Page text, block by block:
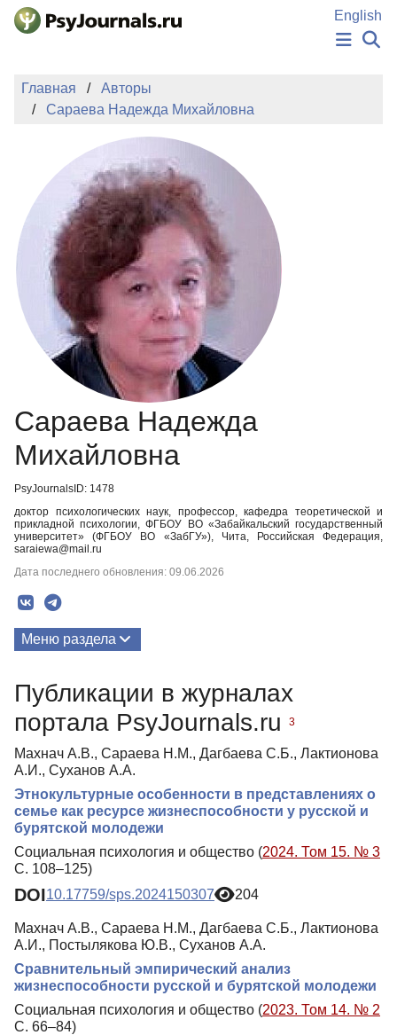
Перейти к основному содержанию
English
ИЗДАНИЯ
ПОДАТЬ РУКОПИСЬ
БАЗА ЗНАНИЙ
КЛЮЧЕВЫЕ СЛОВА
Регистрация
Главная
Авторы
Сараева Надежда Михайловна
Сараева Надежда
Михайловна
PsyJournalsID: 1478
доктор психологических наук, профессор, кафедра теоретической и
прикладной психологии, ФГБОУ ВО «Забайкальский государственный
университет» (ФГБОУ ВО «ЗабГУ»), Чита, Российская Федерация,
saraiewa@mail.ru
Дата последнего обновления: 09.06.2026
Меню раздела
Биография
Публикации в журналах
портала PsyJournals.ru
3
Махнач А.В., Сараева Н.М., Дагбаева С.Б., Лактионова
А.И., Суханов А.А.
Этнокультурные особенности в представлениях о
семье как ресурсе жизнеспособности у русской и
бурятской молодежи
Социальная психология и общество (2024. Том 15. № 3
С. 108–125)
DOI10.17759/sps.2024150307 204
Махнач А.В., Сараева Н.М., Дагбаева С.Б., Лактионова
А.И., Постылякова Ю.В., Суханов А.А.
Сравнительный эмпирический анализ
жизнеспособности русской и бурятской молодежи
Социальная психология и общество (2023. Том 14. № 2
С. 66–84)